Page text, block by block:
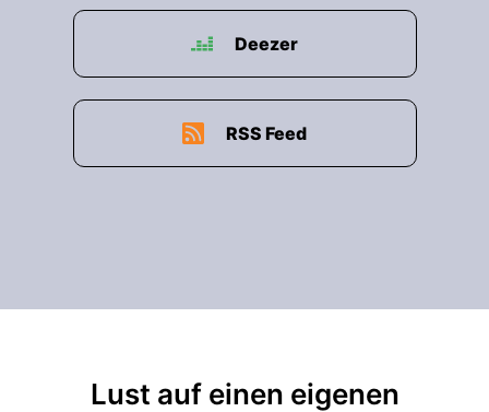
Deezer
RSS Feed
Lust auf einen eigenen